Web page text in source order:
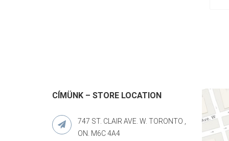
CÍMÜNK – STORE LOCATION
747 ST. CLAIR AVE. W. TORONTO ,
ON. M6C 4A4